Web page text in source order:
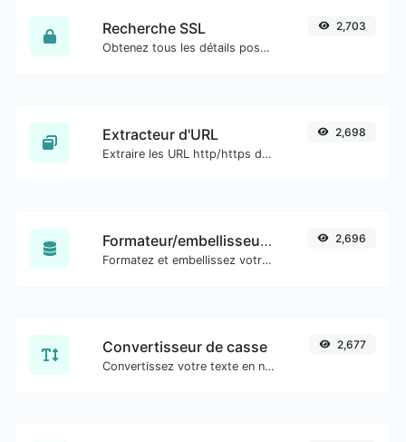
Recherche SSL
Obtenez tous les détails possibles sur un certificat SSL.
2,703
Extracteur d'URL
Extraire les URL http/https de tout type de contenu textuel.
2,698
Formateur/embellisseur SQL
Formatez et embellissez votre code SQL en toute simplicité.
2,696
Convertisseur de casse
Convertissez votre texte en n'importe quel type de casse, comme minuscule, MAJUSCULE, camelCase...etc.
2,677